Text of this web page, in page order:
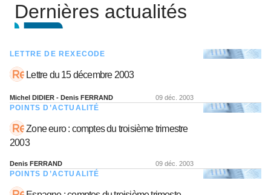
Dernières actualités
LETTRE DE REXECODE
Lettre du 15 décembre 2003
Michel DIDIER - Denis FERRAND 09 déc. 2003
POINTS D’ACTUALITÉ
Zone euro : comptes du troisième trimestre
2003
Denis FERRAND 09 déc. 2003
POINTS D’ACTUALITÉ